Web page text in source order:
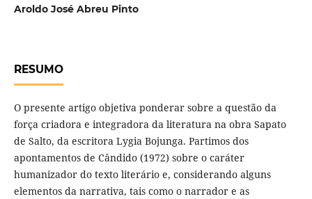
Aroldo José Abreu Pinto
RESUMO
O presente artigo objetiva ponderar sobre a questão da
força criadora e integradora da literatura na obra Sapato
de Salto, da escritora Lygia Bojunga. Partimos dos
apontamentos de Cândido (1972) sobre o caráter
humanizador do texto literário e, considerando alguns
elementos da narrativa, tais como o narrador e as